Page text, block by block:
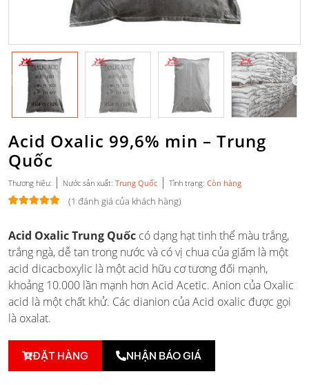
Acid Oxalic 99,6% min – Trung
Quốc
Thương hiệu: | Nước sản xuất: Trung Quốc | Tình trạng: Còn hàng
dựa trên
đánh giá
(1 đánh giá của khách hàng)
Acid Oxalic Trung Quốc có dạng hạt tinh thể màu trắng,
trắng ngà, dễ tan trong nước và có vị chua của giấm là một
acid dicacboxylic là một acid hữu cơ tương đối mạnh,
khoảng 10.000 lần mạnh hơn Acid Acetic. Anion của Oxalic
acid là một chất khử. Các dianion của Acid oxalic được gọi
là oxalat.
ĐẶT HÀNG NHẬN BÁO GIÁ